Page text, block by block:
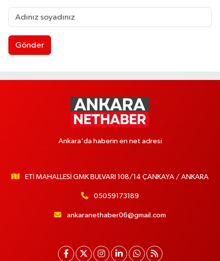
Gönder
Ankara'da haberin en net adresi
ETİ MAHALLESİ GMK BULVARI 108/14 ÇANKAYA / ANKARA
05059173189
ankaranethaber06@gmail.com